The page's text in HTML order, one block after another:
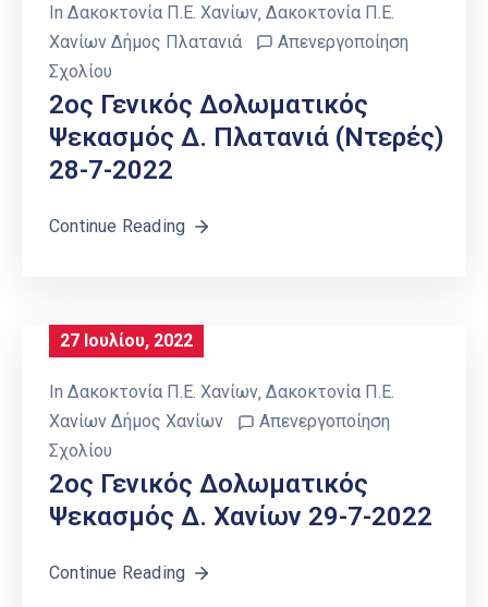
In Δακοκτονία Π.Ε. Χανίων Δακοκτονία Π.Ε.
Χανίων Δήμος Πλατανιά
Απενεργοποίηση
Σχολίου
2ος Γενικός Δολωματικός
Ψεκασμός Δ. Πλατανιά (Ντερές)
28-7-2022
Continue Reading
27 Ιουλίου, 2022
In Δακοκτονία Π.Ε. Χανίων‚ Δακοκτονία Π.Ε.
Χανίων Δήμος Χανίων
Απενεργοποίηση
Σχολίου
2ος Γενικός Δολωματικός
Ψεκασμός Δ. Χανίων 29-7-2022
Continue Reading